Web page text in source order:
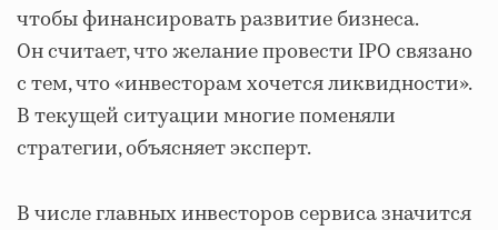
чтобы финансировать развитие бизнеса.
Он считает, что желание провести IPO связано
с тем, что «инвесторам хочется ликвидности».
В текущей ситуации многие поменяли
стратегии, объясняет эксперт.
В числе главных инвесторов сервиса значится